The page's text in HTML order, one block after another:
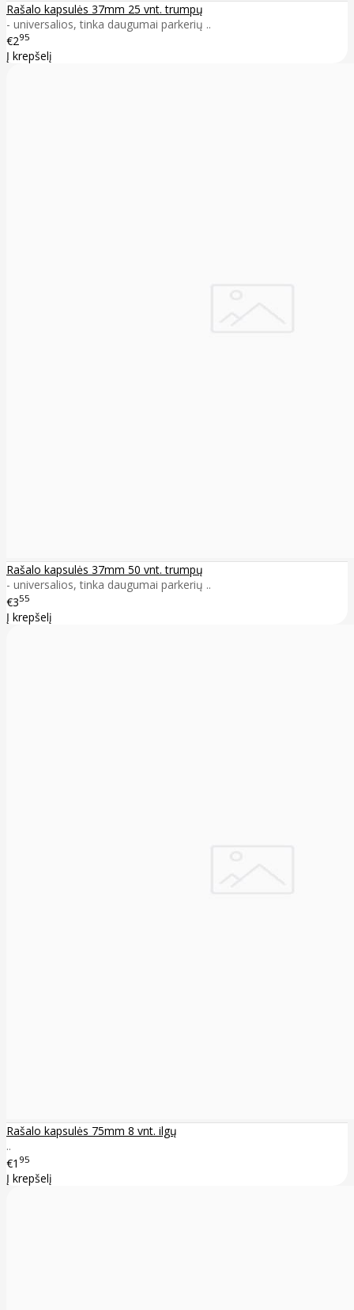
Rašalo kapsulės 37mm 25 vnt. trumpų
- universalios, tinka daugumai parkerių ..
€295
Į krepšelį
Rašalo kapsulės 37mm 50 vnt. trumpų
- universalios, tinka daugumai parkerių ..
€355
Į krepšelį
Rašalo kapsulės 75mm 8 vnt. ilgų
..
€1 95
Į krepšelį